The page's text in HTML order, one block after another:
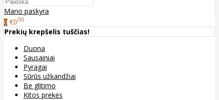
Mano paskyra
0 €000
Prekių krepšelis tuščias!
Duona
Sausainiai
Pyragai
Sūrūs užkandžiai
Be glitimo
Kitos prekės